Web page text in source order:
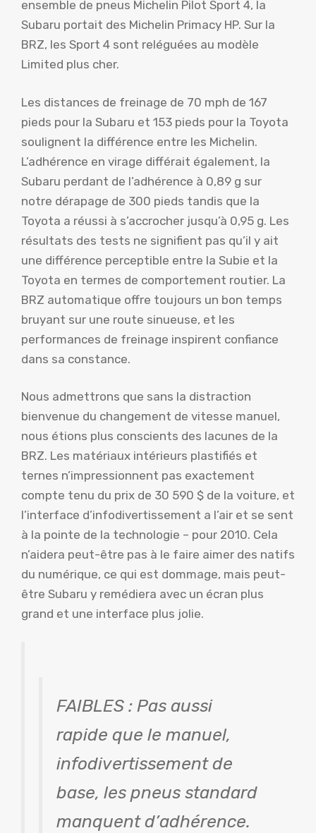
ensemble de pneus Michelin Pilot Sport 4, la
Subaru portait des Michelin Primacy HP. Sur la
BRZ, les Sport 4 sont reléguées au modèle
Limited plus cher.
Les distances de freinage de 70 mph de 167
pieds pour la Subaru et 153 pieds pour la Toyota
soulignent la différence entre les Michelin.
L’adhérence en virage différait également, la
Subaru perdant de l’adhérence à 0,89 g sur
notre dérapage de 300 pieds tandis que la
Toyota a réussi à s’accrocher jusqu’à 0,95 g. Les
résultats des tests ne signifient pas qu’il y ait
une différence perceptible entre la Subie et la
Toyota en termes de comportement routier. La
BRZ automatique offre toujours un bon temps
bruyant sur une route sinueuse, et les
performances de freinage inspirent confiance
dans sa constance.
Nous admettrons que sans la distraction
bienvenue du changement de vitesse manuel,
nous étions plus conscients des lacunes de la
BRZ. Les matériaux intérieurs plastifiés et
ternes n’impressionnent pas exactement
compte tenu du prix de 30 590 $ de la voiture, et
l’interface d’infodivertissement a l’air et se sent
à la pointe de la technologie – pour 2010. Cela
n’aidera peut-être pas à le faire aimer des natifs
du numérique, ce qui est dommage, mais peut-
être Subaru y remédiera avec un écran plus
grand et une interface plus jolie.
FAIBLES : Pas aussi
rapide que le manuel,
infodivertissement de
base, les pneus standard
manquent d’adhérence.